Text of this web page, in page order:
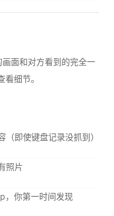
面和对方看到的完全一
细节。
即使键盘记录没抓到）
照片
，你第一时间发现